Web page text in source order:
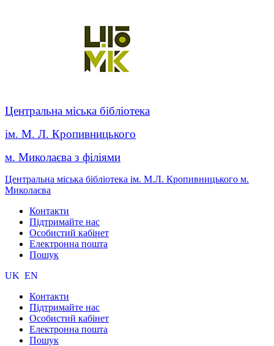
Центральна міська бібліотека
ім. М. Л. Кропивницького
м. Миколаєва з філіями
Центральна міська бібліотека ім. М.Л. Кропивницького м.
Миколаєва
Контакти
Підтримайте нас
Особистий кабінет
Електронна пошта
Пошук
UK EN
Контакти
Підтримайте нас
Особистий кабінет
Електронна пошта
Пошук